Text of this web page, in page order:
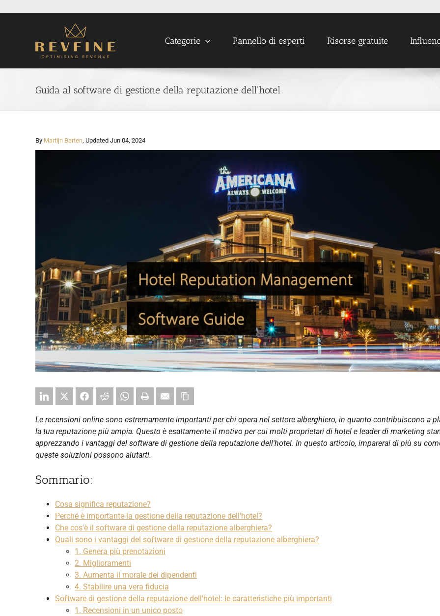
Categorie Pannello di esperti Risorse gratuite
Guida al software di gestione della reputazione dell'hotel
By Martijn Barten, Updated Jun 04, 2024
Le recensioni online sono estremamente importanti per chi opera nel settore alberghiero, in quanto contribuiscono a
la tua reputazione più ampia. Questo è esattamente il motivo per cui molti proprietari di hotel e leader di marketing
apprezzando i vantaggi del software di gestione della reputazione dell'hotel. In questo articolo, imparerai di più su
queste soluzioni possono aiutarti.
Sommario:
Cosa significa reputazione?
Perché è importante la gestione della reputazione dell'hotel?
Che cos'è il software di gestione della reputazione alberghiera?
Quali sono i vantaggi del software di gestione della reputazione alberghiera?
1. Genera più prenotazioni
2. Miglioramenti
3. Aumenta il morale dei dipendenti
4. Stabilire una vera fiducia
Software di gestione della reputazione dell'hotel: le caratteristiche più importanti
1. Recensioni in un unico posto